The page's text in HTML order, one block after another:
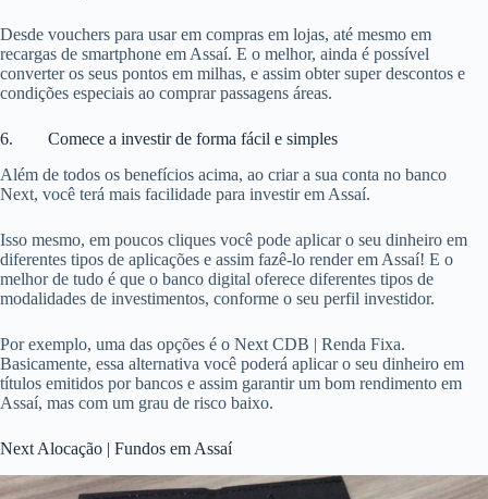
Desde vouchers para usar em compras em lojas, até mesmo em
recargas de smartphone em Assaí. E o melhor, ainda é possível
converter os seus pontos em milhas, e assim obter super descontos e
condições especiais ao comprar passagens áreas.
6. Comece a investir de forma fácil e simples
Além de todos os benefícios acima, ao criar a sua conta no banco
Next, você terá mais facilidade para investir em Assaí.
Isso mesmo, em poucos cliques você pode aplicar o seu dinheiro em
diferentes tipos de aplicações e assim fazê-lo render em Assaí! E o
melhor de tudo é que o banco digital oferece diferentes tipos de
modalidades de investimentos, conforme o seu perfil investidor.
Por exemplo, uma das opções é o Next CDB | Renda Fixa.
Basicamente, essa alternativa você poderá aplicar o seu dinheiro em
títulos emitidos por bancos e assim garantir um bom rendimento em
Assaí, mas com um grau de risco baixo.
Next Alocação | Fundos em Assaí